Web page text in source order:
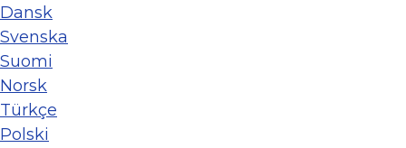
Dansk
Svenska
Suomi
Norsk
Türkçe
Polski